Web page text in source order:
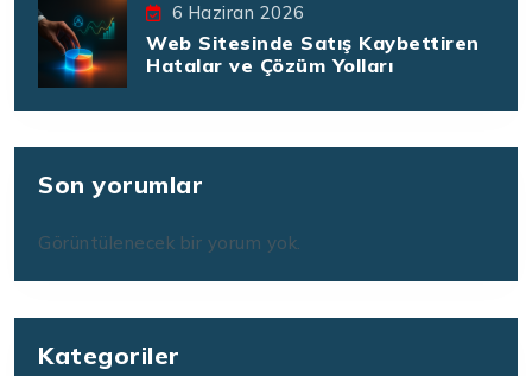
6 Haziran 2026
Web Sitesinde Satış Kaybettiren
Hatalar ve Çözüm Yolları
Son yorumlar
Görüntülenecek bir yorum yok.
Kategoriler